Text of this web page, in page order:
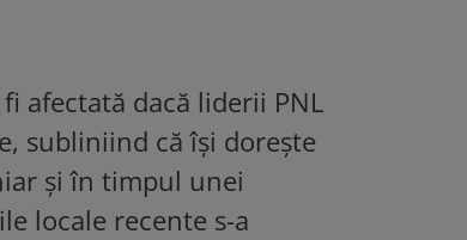
afectată dacă liderii PNL
subliniind că își dorește
și în timpul unei
locale recente s-a